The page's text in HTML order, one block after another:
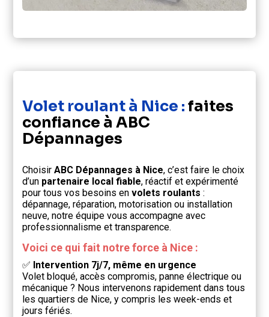
Volet roulant à Nice :faites
confiance à ABC
Dépannages
ChoisirABC Dépannages à Nice, c’est faire le choix
d’un partenaire local fiable, réactif et expérimenté
pour tous vos besoins envolets roulants :
dépannage, réparation, motorisation ou installation
neuve, notre équipe vous accompagne avec
professionnalisme et transparence.
Voici ce qui fait notre force à Nice :
✅ Intervention 7j/7, même en urgence
Volet bloqué, accès compromis, panne électrique ou
mécanique ? Nous intervenons rapidement dans tous
les quartiers de Nice, y compris les week-ends et
jours fériés.